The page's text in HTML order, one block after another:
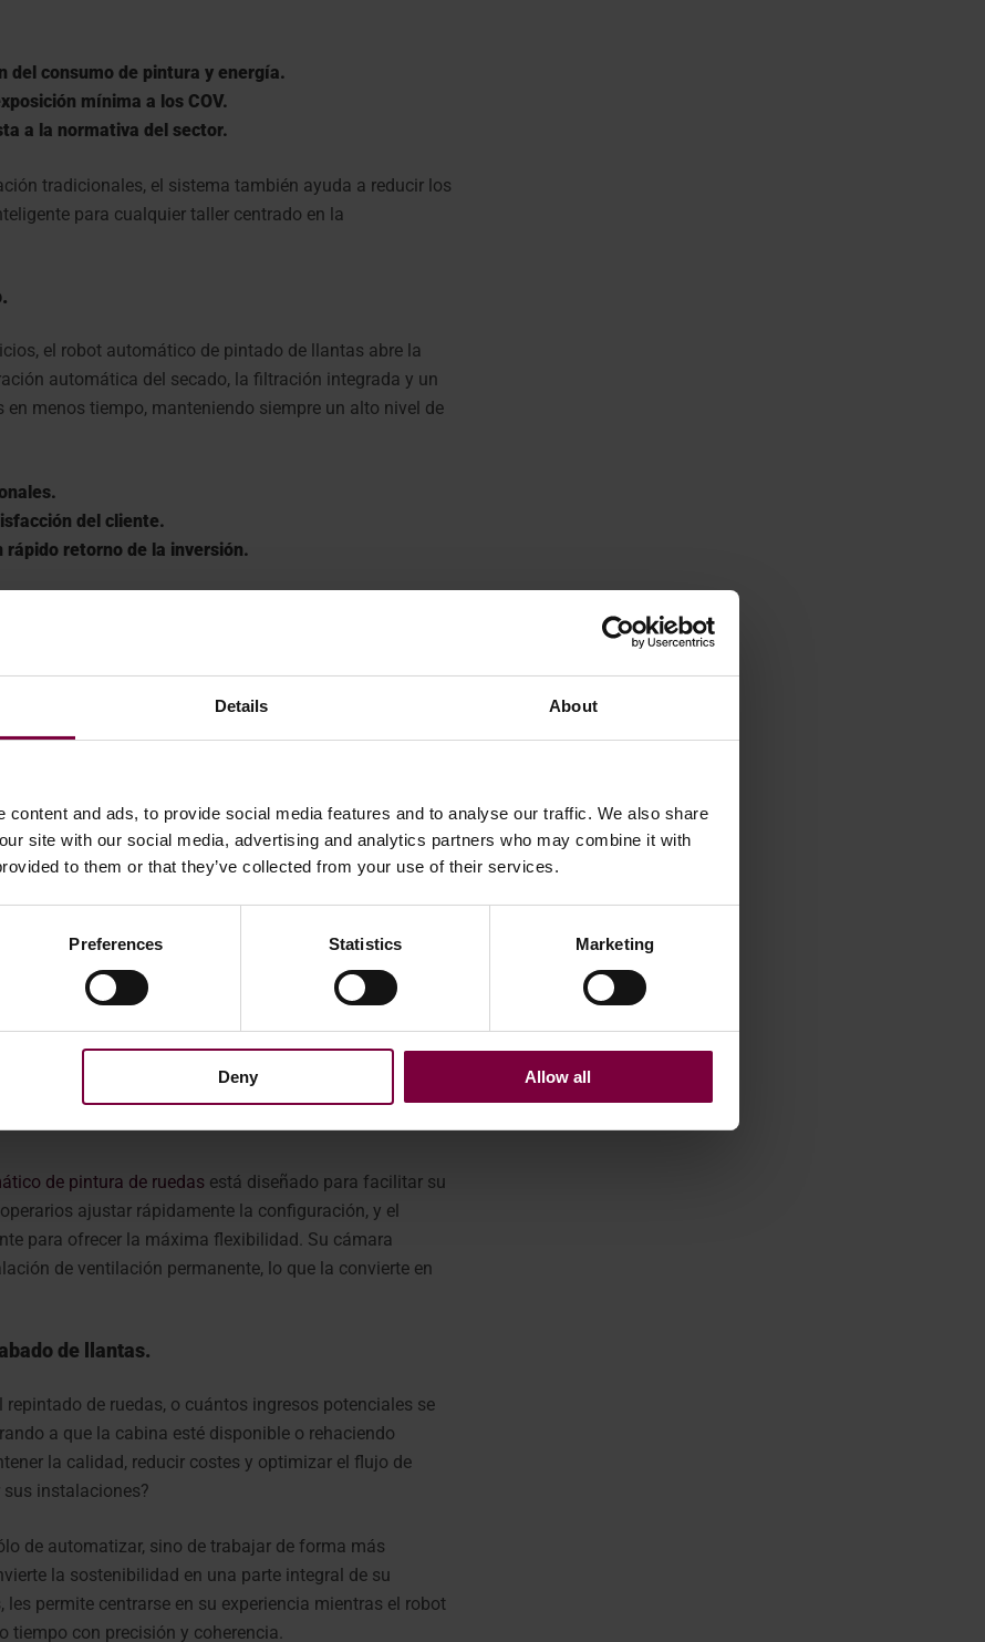
Details About
content and ads, to provide social media features and to analyse our traffic. We also share
site with our social media, advertising and analytics partners who may combine it with
to them or that they’ve collected from your use of their services.
Preferences Statistics Marketing
Deny Allow all
del consumo de pintura y energía.
mínima a los COV.
a la normativa del sector.
tradicionales, el sistema también ayuda a reducir los
para cualquier taller centrado en la
el robot automático de pintado de llantas abre la
automática del secado, la filtración integrada y un
menos tiempo, manteniendo siempre un alto nivel de
del cliente.
rápido retorno de la inversión.
de pintura de ruedas está diseñado para facilitar su
ajustar rápidamente la configuración, y el
para ofrecer la máxima flexibilidad. Su cámara
de ventilación permanente, lo que la convierte en
de llantas.
de ruedas, o cuántos ingresos potenciales se
a que la cabina esté disponible o rehaciendo
la calidad, reducir costes y optimizar el flujo de
instalaciones?
de automatizar, sino de trabajar de forma más
la sostenibilidad en una parte integral de su
permite centrarse en su experiencia mientras el robot
tiempo con precisión y coherencia.